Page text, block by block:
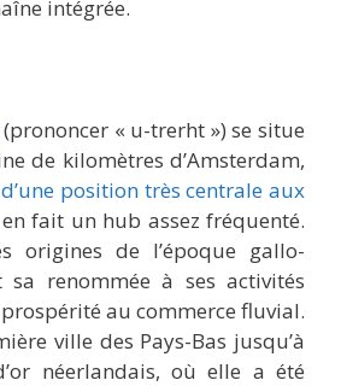
intégrée.
(prononcer « u-trerht ») se situe
de kilomètres d’Amsterdam,
position très centrale aux
fait un hub assez fréquenté.
origines de l’époque gallo-
renommée à ses activités
au commerce fluvial.
ville des Pays-Bas jusqu’à
néerlandais, où elle a été